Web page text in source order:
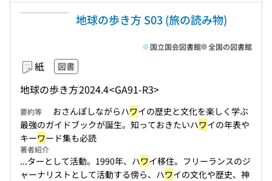
地球の歩き方 S03 (旅の読み物)
紙 図書
地球の歩き方2024.4<GA91-R3>
国立国会図書館 全国の図書館
要約等 おさんぽしながらハワイの歴史と文化を楽しく学ぶ
最強のガイドブックが誕生。知っておきたいハワイの年表や
キーワード集も必読
著者紹介
...ターとして活動。1990年、ハワイ移住。フリーランスのジ
ャーナリストとして活動する傍ら、ハワイの文化や歴史、神